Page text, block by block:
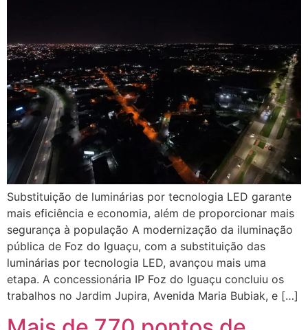
Substituição de luminárias por tecnologia LED garante
mais eficiência e economia, além de proporcionar mais
segurança à população A modernização da iluminação
pública de Foz do Iguaçu, com a substituição das
luminárias por tecnologia LED, avançou mais uma
etapa. A concessionária IP Foz do Iguaçu concluiu os
trabalhos no Jardim Jupira, Avenida Maria Bubiak, e […]